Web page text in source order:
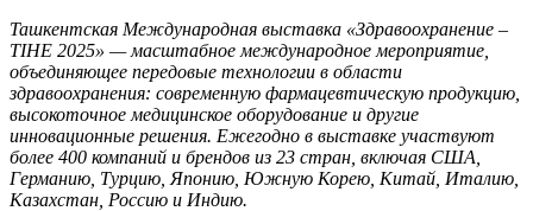
Ташкентская Международная выставка «Здравоохранение –
TIHE 2025» — масштабное международное мероприятие,
объединяющее передовые технологии в области
здравоохранения: современную фармацевтическую продукцию,
высокоточное медицинское оборудование и другие
инновационные решения. Ежегодно в выставке участвуют
более 400 компаний и брендов из 23 стран, включая США,
Германию, Турцию, Японию, Южную Корею, Китай, Италию,
Казахстан, Россию и Индию.